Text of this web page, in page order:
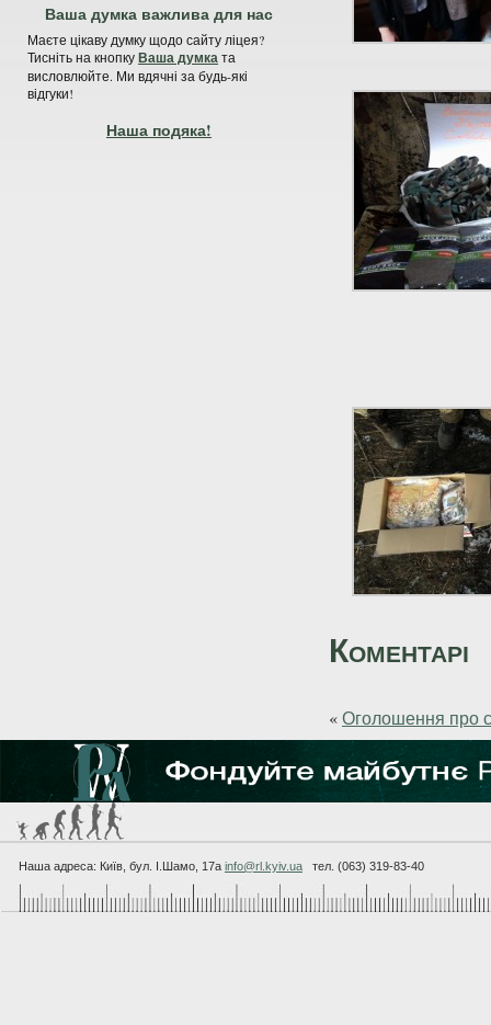
Ваша думка важлива для нас
Маєте цікаву думку щодо сайту ліцея?
Тисніть на кнопкуВаша думката
висловлюйте. Ми вдячні за будь-які
відгуки!
Наша подяка!
Коментарі
«Оголошення про
Наша адреса: Київ, бул. I.Шамо, 17а info@rl.kyiv.ua тел. (063) 319-83-40